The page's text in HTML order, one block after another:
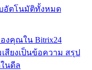
อัตโนมัติทั้งหมด
งคุณใน Bitrix24
สียงเป็นข้อความ สรุป
นดีล